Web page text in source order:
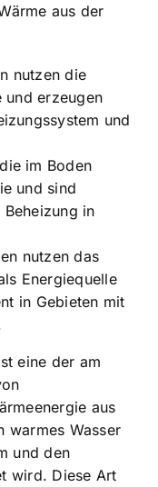
aus der
nutzen die
und erzeugen
und
im Boden
und sind
in
nutzen das
Energiequelle
in Gebieten mit
eine der am
aus
warmes Wasser
und den
wird. Diese Art